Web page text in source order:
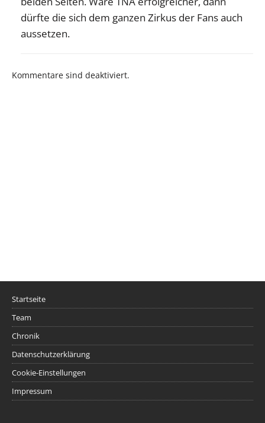
dürfte die sich dem ganzen Zirkus der Fans auch
aussetzen.
Kommentare sind deaktiviert.
Startseite
Team
Chronik
Datenschutzerklärung
Cookie-Einstellungen
Impressum